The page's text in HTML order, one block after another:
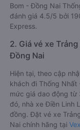
Bom - Đồng Nai
đánh giá 4.5/5 bởi
Express.
2. Giá vé xe
Đồng Nai
Hiện tại, theo cập
khách đi Thống
mức giá dao động
đó, nhà xe Điền Linh
đồng. Đặt vé xe
Nai chính hãng tại